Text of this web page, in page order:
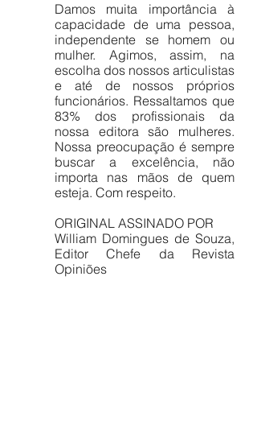
Damos muita importância à
capacidade de uma pessoa,
independente se homem ou
mulher. Agimos, assim, na
escolha dos nossos articulistas
e até de nossos próprios
funcionários. Ressaltamos que
83% dos profissionais da
nossa editora são mulheres.
Nossa preocupação é sempre
buscar a excelência, não
importa nas mãos de quem
esteja. Com respeito.
ORIGINAL ASSINADO POR
William Domingues de Souza,
Editor Chefe da Revista
Opiniões